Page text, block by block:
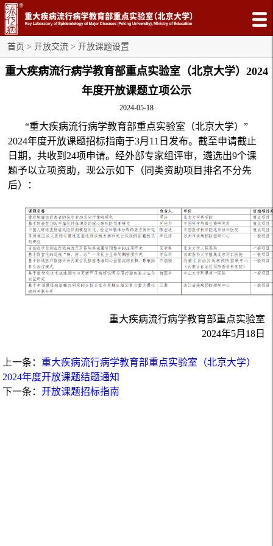
首页 > 开放交流 > 开放课题设置
重大疾病流行病学教育部重点实验室（北京大学）2024
年度开放课题立项公示
2024-05-18
“重大疾病流行病学教育部重点实验室（北京大学）”
2024年度开放课题招标指南于3月11日发布。截至申请截止
日期，共收到24项申请。经外部专家组评审，遴选出9个课
题予以立项资助，现公示如下（同类资助项目排名不分先
后）：
重大疾病流行病学教育部重点实验室
2024年5月18日
上一条： 重大疾病流行病学教育部重点实验室（北京大学）
2024年度开放课题结题通知
下一条：开放课题招标指南